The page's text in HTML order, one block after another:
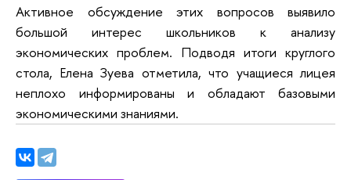
Активное обсуждение этих вопросов выявило
большой интерес школьников к анализу
экономических проблем. Подводя итоги круглого
стола, Елена Зуева отметила, что учащиеся лицея
неплохо информированы и обладают базовыми
экономическими знаниями.